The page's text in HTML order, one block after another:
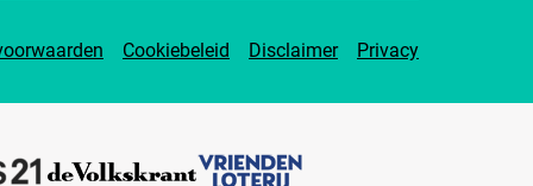
Cookiebeleid Disclaimer Privacy